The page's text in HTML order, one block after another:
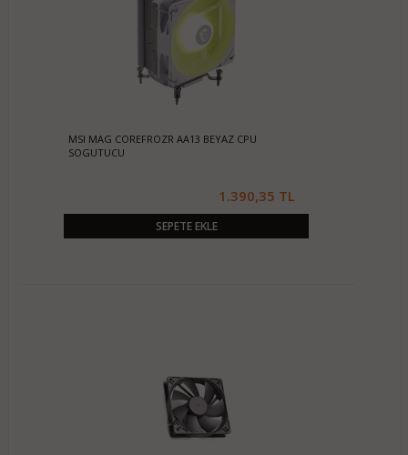
MSI MAG COREFROZR AA13 BEYAZ CPU
SOGUTUCU
1.390,35 TL
SEPETE EKLE